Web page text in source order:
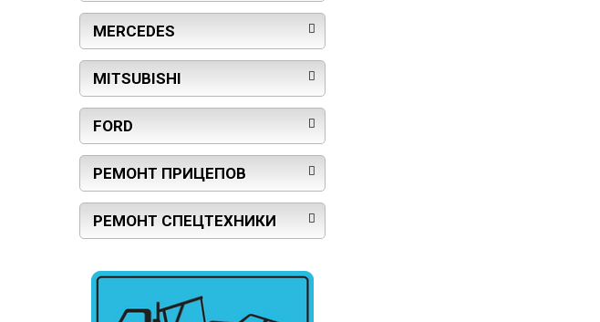
MERCEDES
MITSUBISHI
FORD
РЕМОНТ ПРИЦЕПОВ
РЕМОНТ СПЕЦТЕХНИКИ